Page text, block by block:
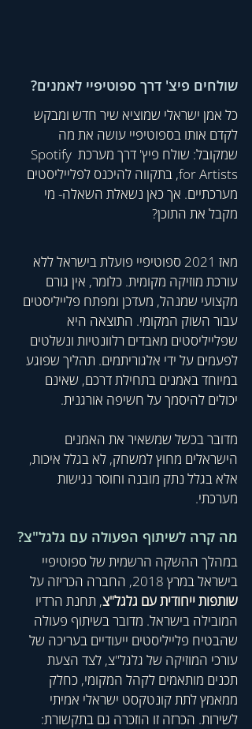
שולחים פיצ' דרך ספוטיפיי לאמנים?
כל אמן ישראלי שמוציא שיר חדש ומבקש
לקדם אותו בספוטיפיי עושה את מה
שמקובל: שולח פיץ' דרך מערכת Spotify
for Artists, בתקווה להיכנס לפלייליסטים
מערכתיים. אך כאן נשאלת השאלה- מי
מקבל את התוכן?
מאז 2021 ספוטיפיי פועלת בישראל ללא
עורכת מוזיקה מקומית. כלומר, אין גורם
מקצועי שמנהל, מעדכן ומפתח פלייליסטים
עבור השוק המקומי. התוצאה היא
שפלייליסטים מאבדים רלוונטיות ונשלטים
לפעמים על ידי אלגוריתמים. תהליך שפוגע
במיוחד באמנים בתחילת דרכם, שאינם
יכולים להיסמך על חשיפה אורגנית.
מדובר בכשל שמשאיר את האמנים
הישראלים מחוץ למשחק, לא בגלל איכות,
אלא בגלל נתק מובנה וחוסר נגישות
מערכתי.
מה קרה לשיתוף הפעולה עם גלגל"צ?
במהלך ההשקה הרשמית של ספוטיפיי
בישראל במרץ 2018, החברה הכריזה על
שותפות ייחודית עם גלגל"צ, תחנת הרדיו
המובילה בישראל. מדובר בשיתוף פעולה
שהבטיח פלייליסטים ייעודיים בעריכה של
עורכי המוזיקה של גלגל"צ, לצד הצעת
תכנים מותאמים לקהל המקומי, כחלק
ממאמץ לתת קונטקסט ישראלי אמיתי
לשירות. הכרזה זו הוזכרה גם בתקשורת: